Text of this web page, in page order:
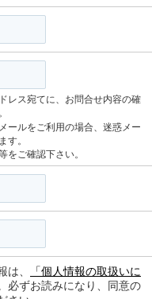
レス宛てに、お問合せ内容の確
ールをご利用の場合、迷惑メー
す。
をご確認下さい。
、
「個人情報の取扱いに
必ずお読みになり、同意の